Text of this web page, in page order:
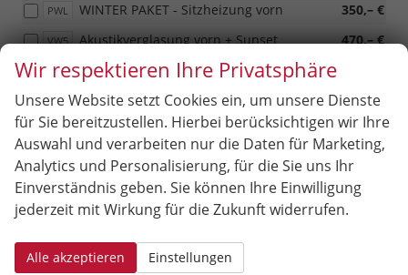
PWL 350,– €
WINTER PAKET - Sitzheizung vorn
VW5 470,– €
Akustikverglasung vorn + Sunset
PL4
2-Arm Multifunktions- Lederlenkrad
beheizbar
PLC 220,– €
2-Arm Multifunktions- Lederlenkrad
beheizbar für DSG
Infotainment & Kommunikation
7J2 580,– €
Virtuelles Cockpit
Wir respektieren Ihre Privatsphäre
Unsere Website setzt Cookies ein, um unsere Dienste
für Sie bereitzustellen. Hierbei berücksichtigen wir Ihre
Auswahl und verarbeiten nur die Daten für Marketing,
Analytics und Personalisierung, für die Sie uns Ihr
Einverständnis geben. Sie können Ihre Einwilligung
jederzeit mit Wirkung für die Zukunft widerrufen.
Alle akzeptieren Einstellungen